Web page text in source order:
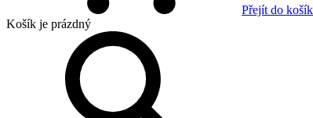
Přejít do
Košík je prázdný